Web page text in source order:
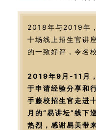
2018年与2019年
十场线上招生官讲
的一致好评，令名
2019年9月-11月
于申请经验分享和
手藤校招生官走进
月的“易讲坛”线下
热烈，感谢易美带